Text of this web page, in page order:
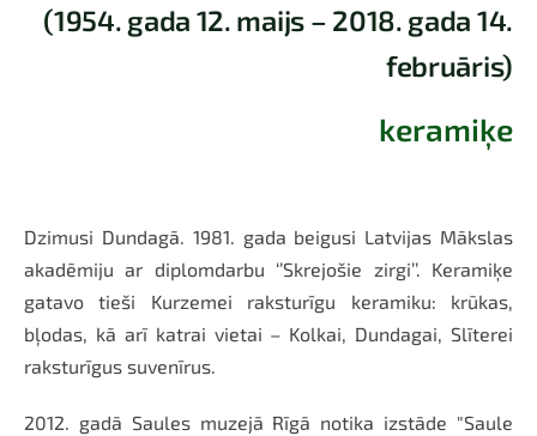
(1954. gada 12. maijs – 2018. gada 14.
februāris)
keramiķe
Dzimusi Dundagā. 1981. gada beigusi Latvijas Mākslas
akadēmiju ar diplomdarbu ‘’Skrejošie zirgi’’. Keramiķe
gatavo tieši Kurzemei raksturīgu keramiku: krūkas,
bļodas, kā arī katrai vietai – Kolkai, Dundagai, Slīterei
raksturīgus suvenīrus.
2012. gadā Saules muzejā Rīgā notika izstāde "Saule